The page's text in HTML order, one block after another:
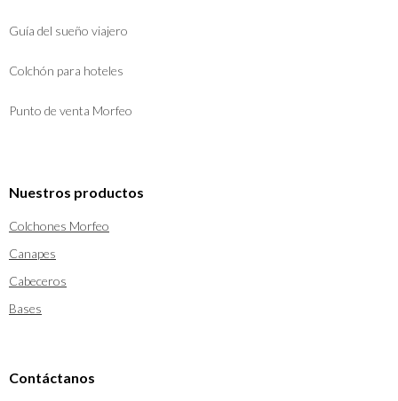
Guía del sueño viajero
Colchón para hoteles
Punto de venta Morfeo
Nuestros productos
Colchones Morfeo
Canapes
Cabeceros
Bases
Contáctanos